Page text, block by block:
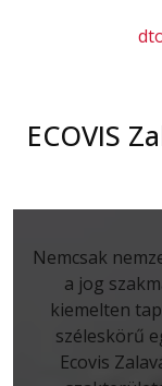
ECOVIS
Nemcsak
a jog
kiemelten
széleskörű
Ecovis